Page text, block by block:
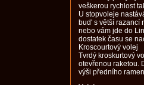
veškerou rychlost
U stopvoleje
bud' s větší razancí
nebo vám jde do
dostatek času se
Kroscourtový volej
Tvrdý kroskurtový
otevřenou raketou.
výši předního